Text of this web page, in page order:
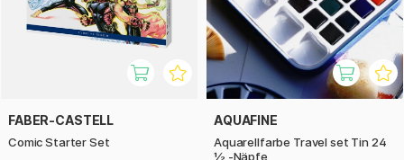
FABER-CASTELL
Comic Starter Set
AQUAFINE
Aquarellfarbe Travel set Tin 24
½ -Näpfe